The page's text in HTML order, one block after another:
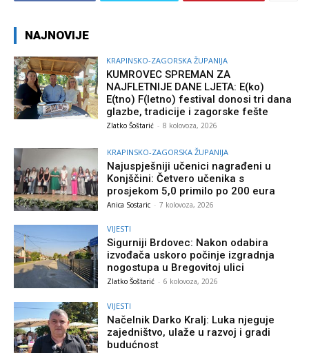
NAJNOVIJE
KRAPINSKO-ZAGORSKA ŽUPANIJA
KUMROVEC SPREMAN ZA
NAJFLETNIJE DANE LJETA: E(ko)
E(tno) F(letno) festival donosi tri dana
glazbe, tradicije i zagorske fešte
Zlatko Šoštarić - 8 kolovoza, 2026
KRAPINSKO-ZAGORSKA ŽUPANIJA
Najuspješniji učenici nagrađeni u
Konjščini: Četvero učenika s
prosjekom 5,0 primilo po 200 eura
Anica Sostaric - 7 kolovoza, 2026
VIJESTI
Sigurniji Brdovec: Nakon odabira
izvođača uskoro počinje izgradnja
nogostupa u Bregovitoj ulici
Zlatko Šoštarić - 6 kolovoza, 2026
VIJESTI
Načelnik Darko Kralj: Luka njeguje
zajedništvo, ulaže u razvoj i gradi
budućnost